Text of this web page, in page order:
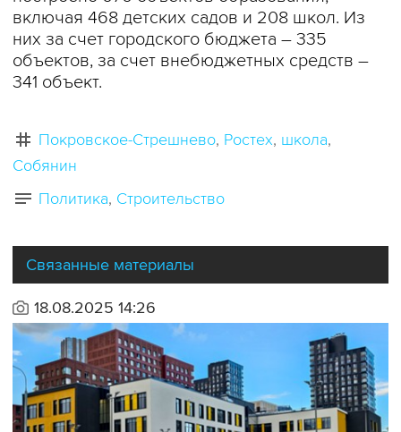
включая 468 детских садов и 208 школ. Из
них за счет городского бюджета – 335
объектов, за счет внебюджетных средств –
341 объект.
Покровское-Стрешнево Ростех школа
Собянин
Политика Строительство
Связанные материалы
18.08.2025 14:26